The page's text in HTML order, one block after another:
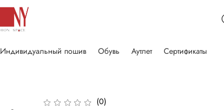
Индивидуальный пошив Обувь Аутлет Сертификаты
(0)